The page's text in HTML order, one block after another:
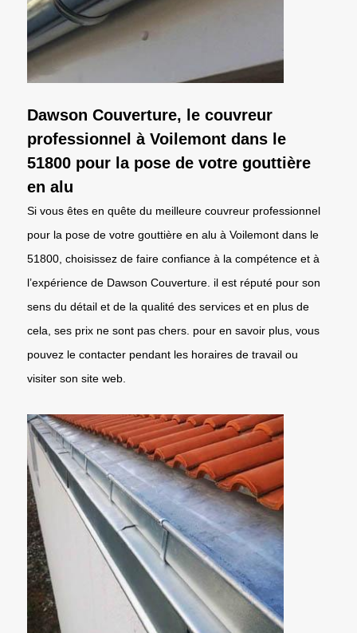
Dawson Couverture, le couvreur
professionnel à Voilemont dans le
51800 pour la pose de votre gouttière
en alu
Si vous êtes en quête du meilleure couvreur professionnel
pour la pose de votre gouttière en alu à Voilemont dans le
51800, choisissez de faire confiance à la compétence et à
l’expérience de Dawson Couverture. il est réputé pour son
sens du détail et de la qualité des services et en plus de
cela, ses prix ne sont pas chers. pour en savoir plus, vous
pouvez le contacter pendant les horaires de travail ou
visiter son site web.